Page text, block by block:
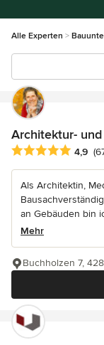
Alle Experten
Architektur-
Durchschnittliche
4,9
Als Architektin,
an Gebäuden bin
Mehr
Buchholzen 7,